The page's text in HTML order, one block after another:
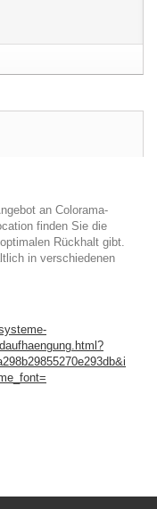
an Colorama-
finden Sie die
Rückhalt gibt.
in verschiedenen